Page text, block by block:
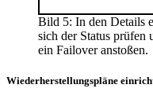
Bild 5: In den Details
sich der Status prüfen
ein Failover anstoßen.
Wiederherstellungspläne